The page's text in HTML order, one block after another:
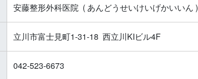
安藤整形外科医院 ( あんどうせいけいげかいいん )
立川市富士見町1-31-18 西立川KIビル4F
042-523-6673